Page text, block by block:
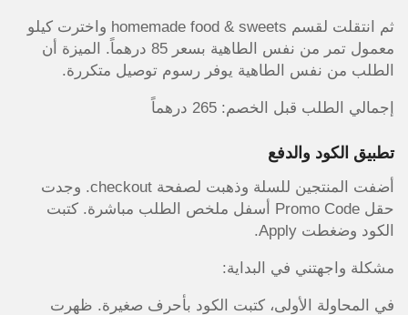
ثم انتقلت لقسم homemade food & sweets واخترت كيلو
معمول تمر من نفس الطاهية بسعر 85 درهماً. الميزة أن
الطلب من نفس الطاهية يوفر رسوم توصيل متكررة.
إجمالي الطلب قبل الخصم: 265 درهماً
تطبيق الكود والدفع
أضفت المنتجين للسلة وذهبت لصفحة checkout. وجدت
حقل Promo Code أسفل ملخص الطلب مباشرة. كتبت
الكود وضغطت Apply.
مشكلة واجهتني في البداية:
في المحاولة الأولى، كتبت الكود بأحرف صغيرة. ظهرت